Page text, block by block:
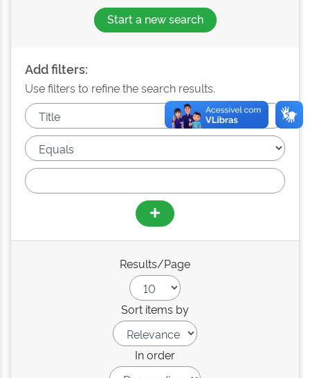
Start a new search
Add filters:
Use filters to refine the search results.
Results/Page
Sort items by
In order